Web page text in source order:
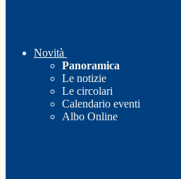
Novità
Panoramica
Le notizie
Le circolari
Calendario eventi
Albo Online